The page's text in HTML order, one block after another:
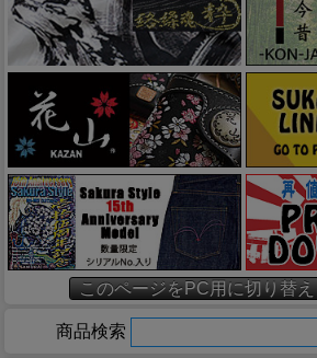
このページをPC用に切り替え
商品検索